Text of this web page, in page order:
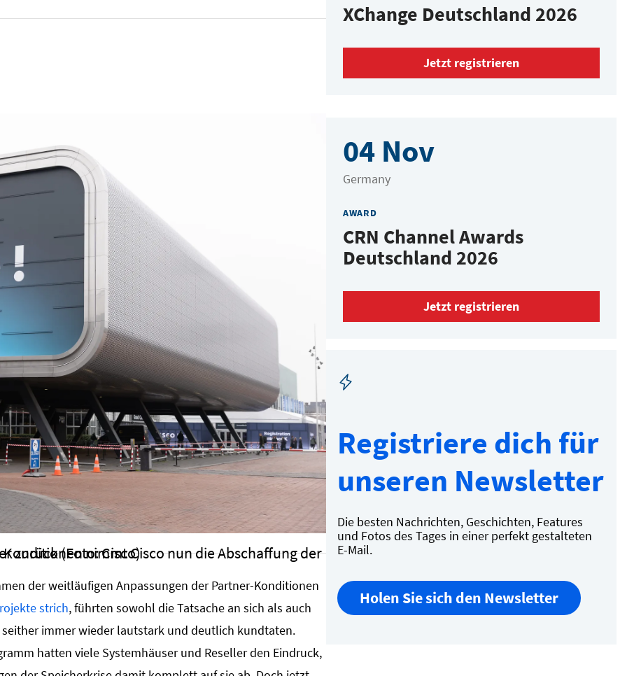
für Compute-Produkte wieder zurück (Foto: Cisco)
der weitläufigen Anpassungen der Partner-Konditionen
strich, führten sowohl die Tatsache an sich als auch
immer wieder lautstark und deutlich kundtaten.
hatten viele Systemhäuser und Reseller den Eindruck,
XChange Deutschland 2026
Jetzt registrieren
04 Nov
Germany
AWARD
CRN Channel Awards
Deutschland 2026
Jetzt registrieren
Registriere dich für
unseren Newsletter
Die besten Nachrichten, Geschichten, Features
und Fotos des Tages in einer perfekt gestalteten
E-Mail.
Holen Sie sich den Newsletter